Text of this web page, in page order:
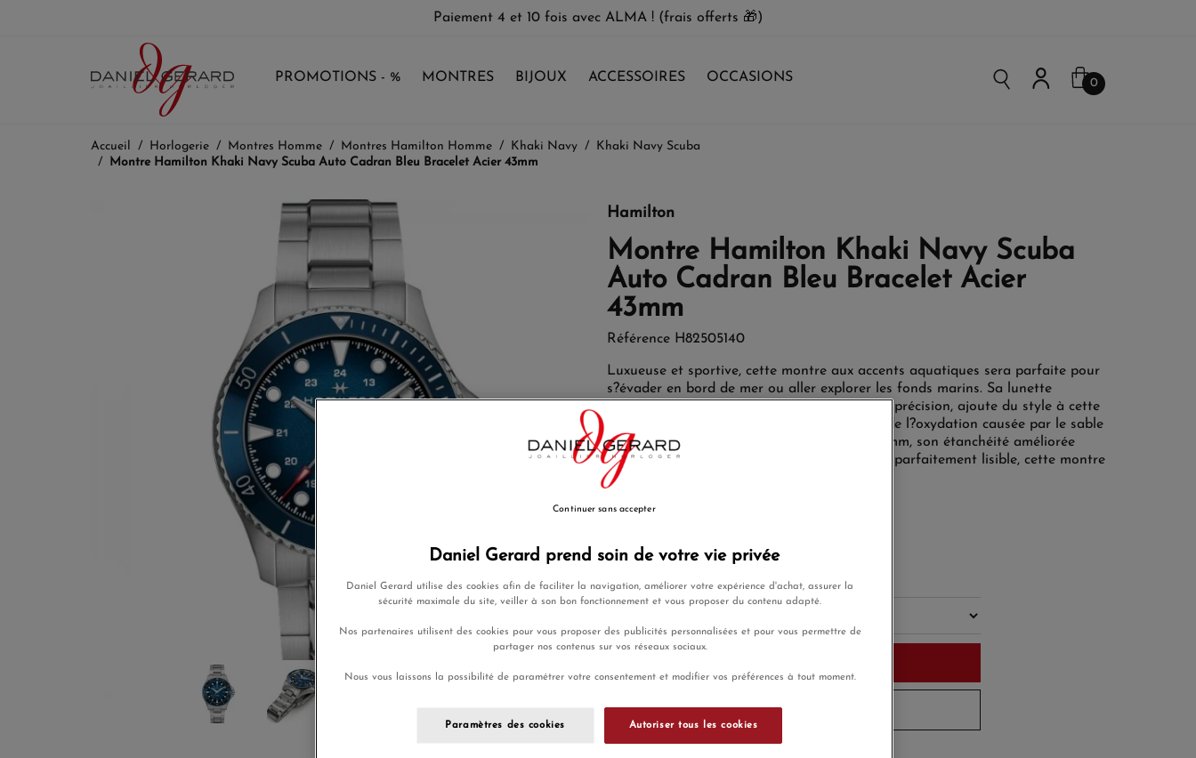
Paiement 4 et 10 fois avec ALMA ! (frais offerts 🎁)
PROMOTIONS - % MONTRES BIJOUX ACCESSOIRES OCCASIONS 0
Accueil Horlogerie Montres Homme Montres Hamilton Homme Khaki Navy
Khaki Navy Scuba
Montre Hamilton Khaki Navy Scuba Auto Cadran Bleu Bracelet Acier 43mm
Hamilton
Montre Hamilton Khaki Navy Scuba
Auto Cadran Bleu Bracelet Acier
43mm
Référence H82505140
Luxueuse et sportive, cette montre aux accents aquatiques sera parfaite pour
s?évader en bord de mer ou aller explorer les fonds marins. Sa lunette
céramique, graduée de numéros gravés avec précision, ajoute du style à cette
Khaki Navy Scuba Automatic et la protège de l?oxydation causée par le sable
ou l?eau salée. Avec son boitier large de 43 mm, son étanchéité améliorée
allant jusqu?à 30 bar (300 m) et son cadran parfaitement lisible, cette montre
vous suivra dans toutes vos aventures.
EN SAVOIR PLUS
1 145,00 €
Payez seulement 114,50 € aujourd'hui
Envoi sous 8 à 10 jours
Daniel Gerard prend soin de votre vie privée
Daniel Gerard utilise des cookies afin de faciliter la navigation, améliorer votre expérience d'achat, assurer la
sécurité maximale du site, veiller à son bon fonctionnement et vous proposer du contenu adapté.
Nos partenaires utilisent des cookies pour vous proposer des publicités personnalisées et pour vous permettre de
partager nos contenus sur vos réseaux sociaux.
Nous vous laissons la possibilité de paramétrer votre consentement et modifier vos préférences à tout moment.
Paramètres des cookies Autoriser tous les cookies
Continuer sans accepter